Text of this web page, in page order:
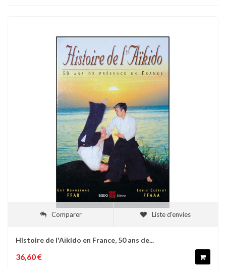
Comparer Liste d'envies
Histoire de l'Aïkido en France, 50 ans de...
36,60 €